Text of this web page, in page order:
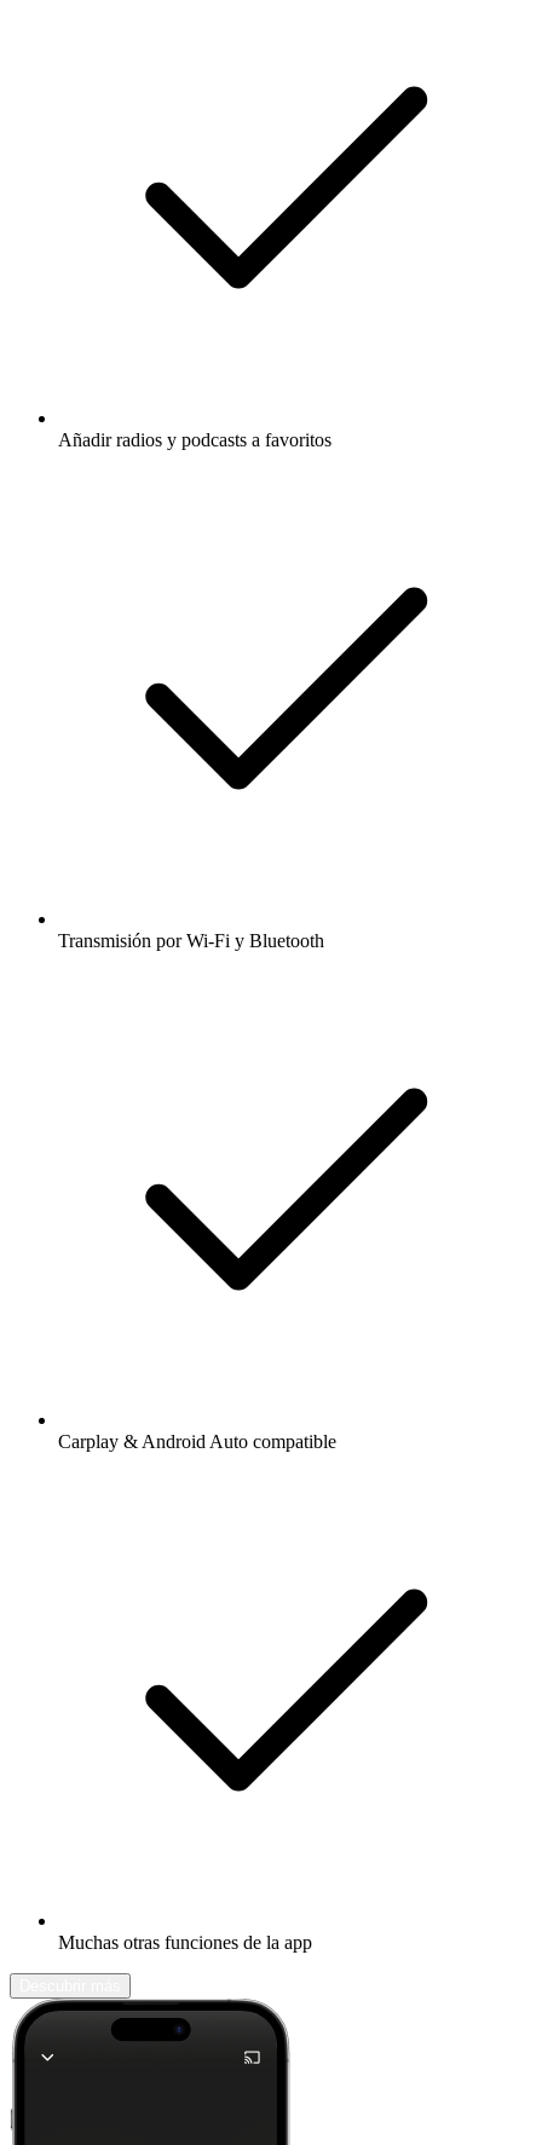
Añadir radios y podcasts a favoritos
Transmisión por Wi-Fi y Bluetooth
Carplay & Android Auto compatible
Muchas otras funciones de la app